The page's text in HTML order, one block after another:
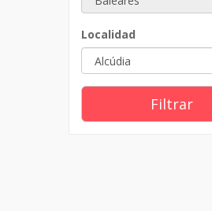
Localidad
Filtrar